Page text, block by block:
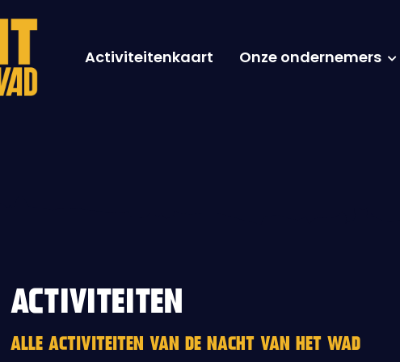
Activiteitenkaart Onze ondernemers
ACTIVITEITEN
ALLE ACTIVITEITEN VAN DE NACHT VAN HET WAD